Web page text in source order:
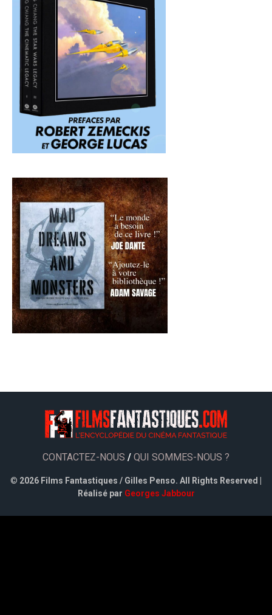
CONTACTEZ-NOUS / QUI SOMMES-NOUS ?
© 2026 Films Fantastiques / Gilles Penso. All Rights Reserved |
Réalisé par Georges Jabbour